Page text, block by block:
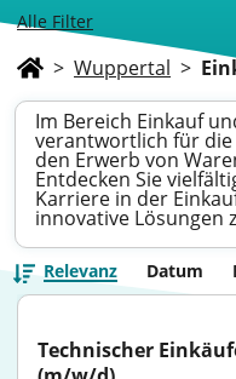
Alle Filter
> Wuppertal >
Im Bereich Einkauf
verantwortlich für
den Erwerb von
Entdecken Sie
Karriere in der
innovative Lösungen
Relevanz Datum
Technischer